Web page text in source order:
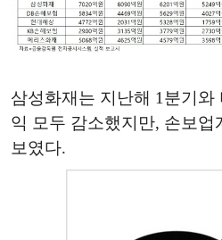
삼성화재는 지난해 1분기와
익 모두 감소했지만, 손보업
보였다.